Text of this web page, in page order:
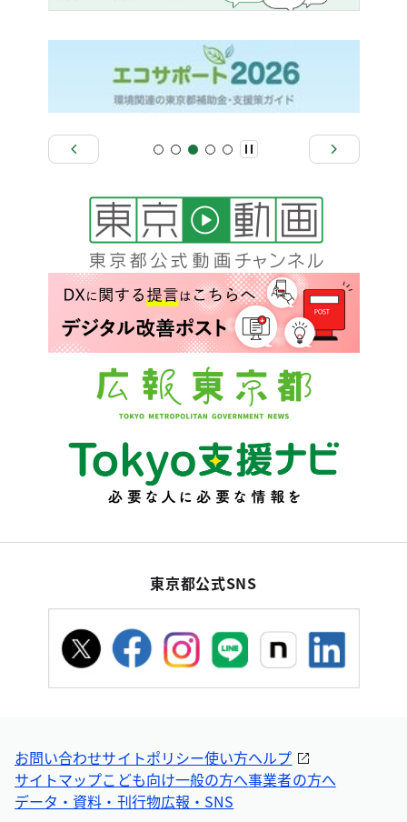
東京都公式SNS
お問い合わせサイトポリシー使い方ヘルプ
サイトマップこども向け一般の方へ事業者の方へ
データ・資料・刊行物広報・SNS